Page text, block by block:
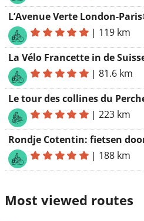
| 119 km
La Vélo Francette in de
|81.6 km
Le tour des collines du
|223 km
Rondje Cotentin: fietsen
| 188 km
Most viewed routes